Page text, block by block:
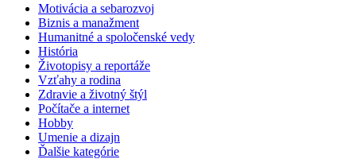
Motivácia a sebarozvoj
Biznis a manažment
Humanitné a spoločenské vedy
História
Životopisy a reportáže
Vzťahy a rodina
Zdravie a životný štýl
Počítače a internet
Hobby
Umenie a dizajn
Ďalšie kategórie